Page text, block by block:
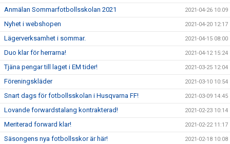
Anmälan Sommarfotbollsskolan 2021 2021-04-26 10:09
Nyhet i webshopen 2021-04-20 12:17
Lägerverksamhet i sommar. 2021-04-15 08:00
Duo klar för herrarna! 2021-04-12 15:24
Tjäna pengar till laget i EM tider! 2021-03-25 12:04
Föreningskläder 2021-03-10 10:54
Snart dags för fotbollsskolan i Husqvarna FF! 2021-03-09 14:45
Lovande forwardstalang kontrakterad! 2021-02-23 10:14
Meriterad forward klar! 2021-02-22 11:17
Säsongens nya fotbollsskor är här! 2021-02-18 10:08